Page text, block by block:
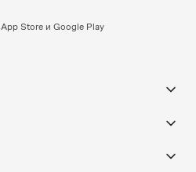
Store и Google Play